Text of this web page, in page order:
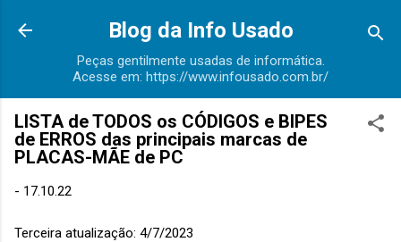
Pular para o conteúdo principal
Blog da Info Usado
Peças gentilmente usadas de informática.
Acesse em: https://www.infousado.com.br/
LISTA de TODOS os CÓDIGOS e BIPES
de ERROS das principais marcas de
PLACAS-MÃE de PC
- 17.10.22
Terceira atualização: 4/7/2023